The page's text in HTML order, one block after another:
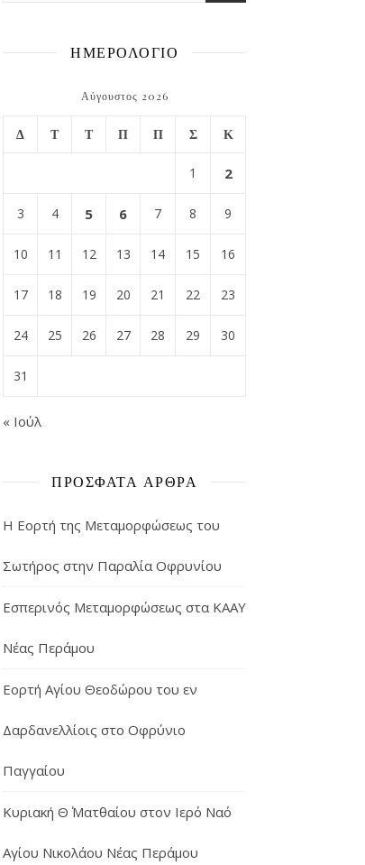
ΗΜΕΡΟΛΟΓΙΟ
Αύγουστος 2026
Δ Τ Τ Π Π Σ Κ
1 2
3 4 5 6 7 8 9
10 11 12 13 14 15 16
17 18 19 20 21 22 23
24 25 26 27 28 29 30
31
« Ιούλ
ΠΡΌΣΦΑΤΑ ΆΡΘΡΑ
Η Εορτή της Μεταμορφώσεως του
Σωτήρος στην Παραλία Οφρυνίου
Εσπερινός Μεταμορφώσεως στα ΚΑΑΥ
Νέας Περάμου
Εορτή Αγίου Θεοδώρου του εν
Δαρδανελλίοις στο Οφρύνιο
Παγγαίου
Κυριακή Θ΄ Ματθαίου στον Ιερό Ναό
Αγίου Νικολάου Νέας Περάμου